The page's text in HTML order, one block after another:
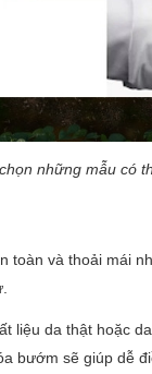
những mẫu có
và thoải mái
liệu da thật hoặc
bướm sẽ giúp dễ